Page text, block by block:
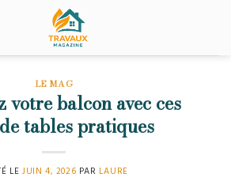
LE MAG
votre balcon avec ces
tables pratiques
LEJUIN 4, 2026 PAR LAURE